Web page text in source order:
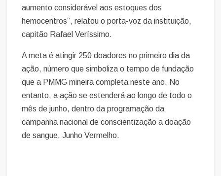
aumento considerável aos estoques dos
hemocentros”, relatou o porta-voz da instituição,
capitão Rafael Veríssimo.
A meta é atingir 250 doadores no primeiro dia da
ação, número que simboliza o tempo de fundação
que a PMMG mineira completa neste ano. No
entanto, a ação se estenderá ao longo de todo o
mês de junho, dentro da programação da
campanha nacional de conscientização a doação
de sangue, Junho Vermelho.